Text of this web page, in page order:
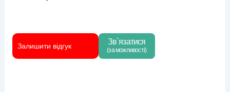
Залишити відгук Зв`язатися
(за можливості)